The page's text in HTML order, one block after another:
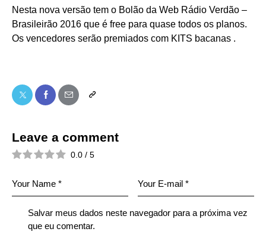
Nesta nova versão tem o Bolão da Web Rádio Verdão –
Brasileirão 2016 que é free para quase todos os planos.
Os vencedores serão premiados com KITS bacanas .
Leave a comment
0.0 / 5
Salvar meus dados neste navegador para a próxima vez
que eu comentar.